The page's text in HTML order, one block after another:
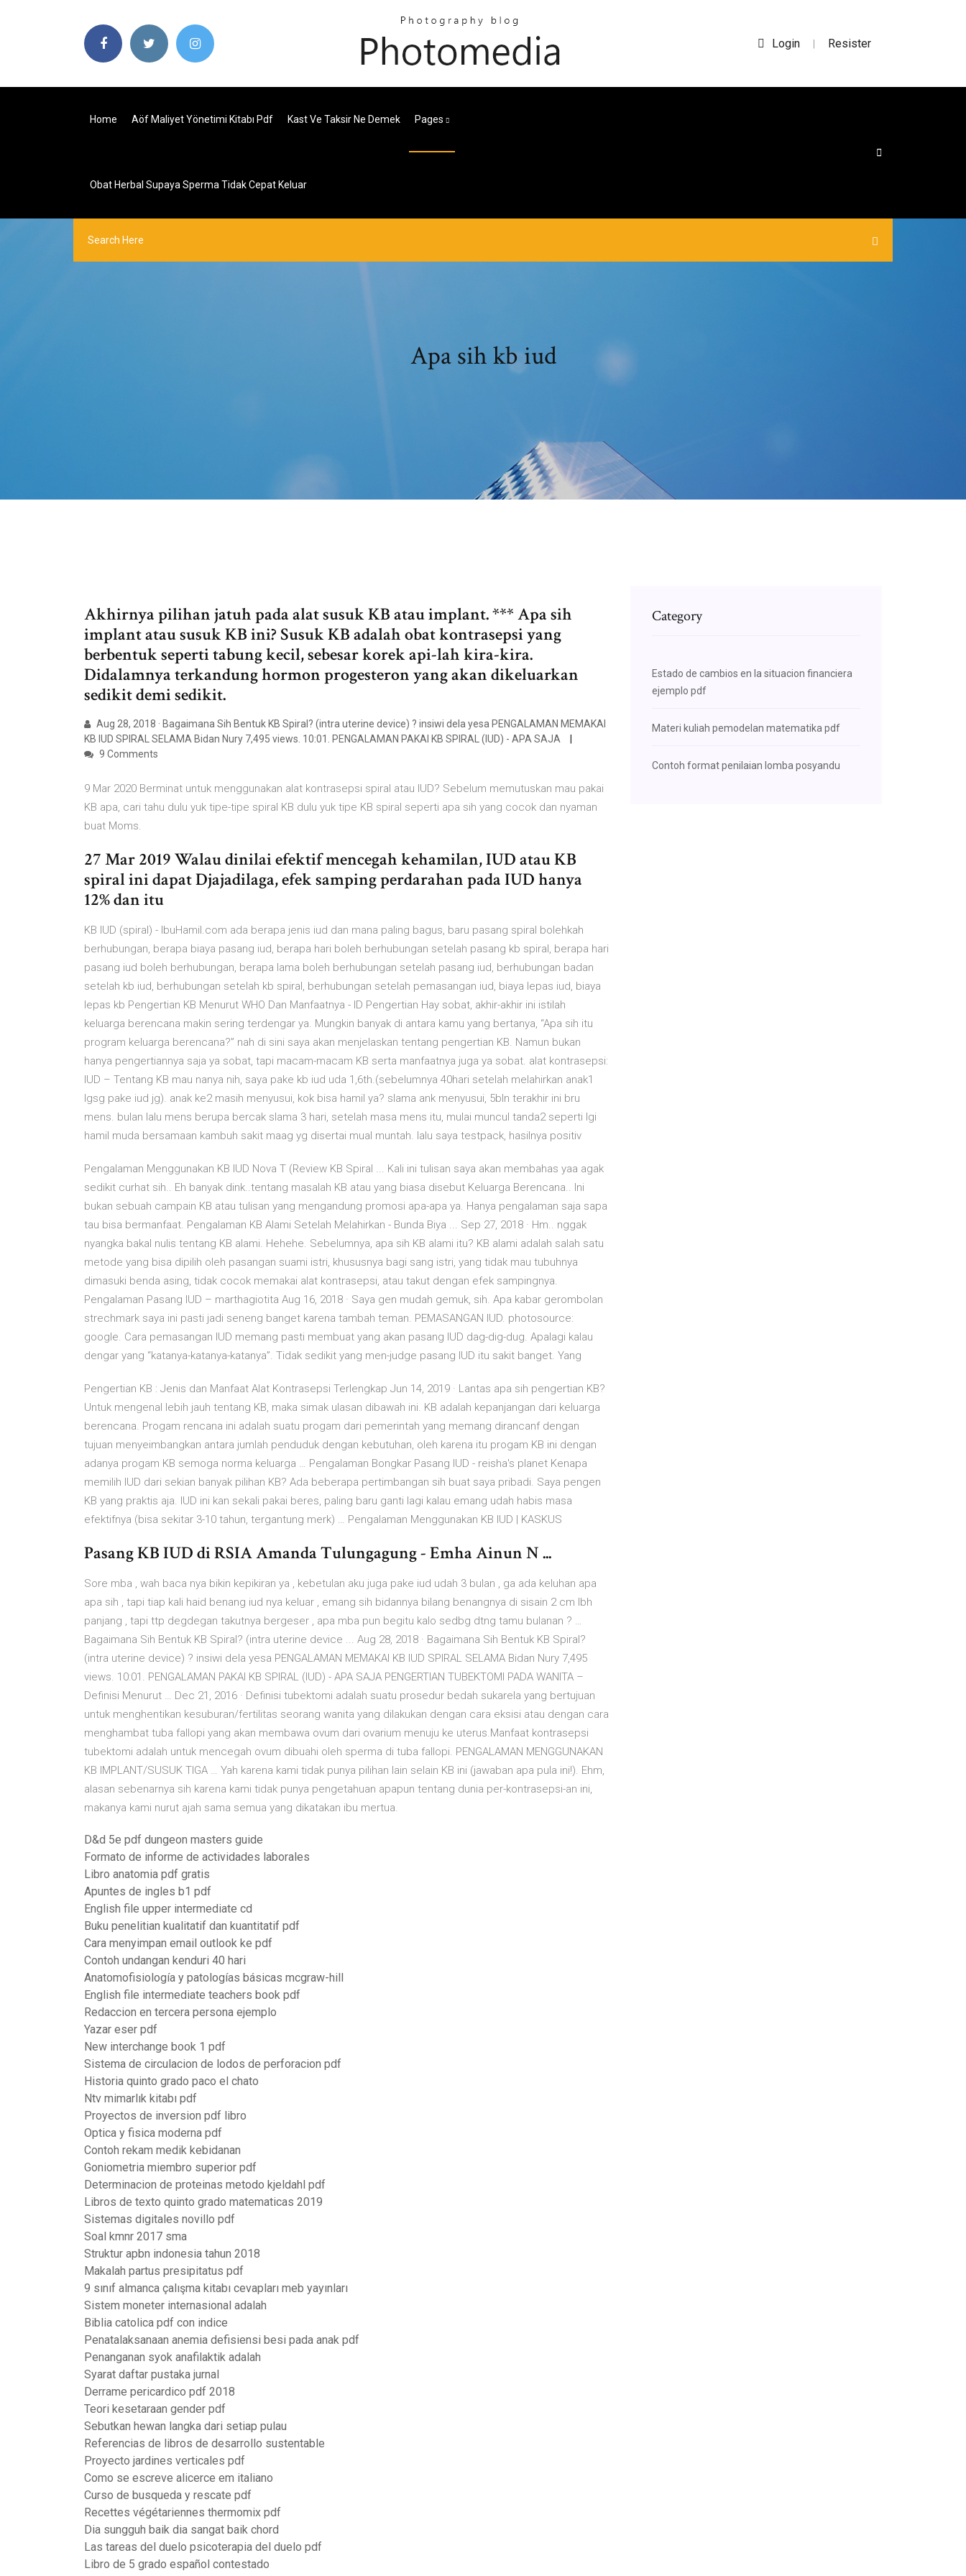
Login | Resister
Home Aöf Maliyet Yönetimi Kitabı Pdf Kast Ve Taksir Ne Demek Pages
Obat Herbal Supaya Sperma Tidak Cepat Keluar
Apa sih kb iud
Akhirnya pilihan jatuh pada alat susuk KB atau implant. *** Apa sih
implant atau susuk KB ini? Susuk KB adalah obat kontrasepsi yang
berbentuk seperti tabung kecil, sebesar korek api-lah kira-kira.
Didalamnya terkandung hormon progesteron yang akan dikeluarkan
sedikit demi sedikit.
Aug 28, 2018 · Bagaimana Sih Bentuk KB Spiral? (intra uterine device) ? insiwi dela yesa PENGALAMAN MEMAKAI
KB IUD SPIRAL SELAMA Bidan Nury 7,495 views. 10:01. PENGALAMAN PAKAI KB SPIRAL (IUD) - APA SAJA
9 Comments
9 Mar 2020 Berminat untuk menggunakan alat kontrasepsi spiral atau IUD? Sebelum memutuskan mau pakai
KB apa, cari tahu dulu yuk tipe-tipe spiral KB dulu yuk tipe KB spiral seperti apa sih yang cocok dan nyaman
buat Moms.
27 Mar 2019 Walau dinilai efektif mencegah kehamilan, IUD atau KB
spiral ini dapat Djajadilaga, efek samping perdarahan pada IUD hanya
12% dan itu
KB IUD (spiral) - IbuHamil.com ada berapa jenis iud dan mana paling bagus, baru pasang spiral bolehkah
berhubungan, berapa biaya pasang iud, berapa hari boleh berhubungan setelah pasang kb spiral, berapa hari
pasang iud boleh berhubungan, berapa lama boleh berhubungan setelah pasang iud, berhubungan badan
setelah kb iud, berhubungan setelah kb spiral, berhubungan setelah pemasangan iud, biaya lepas iud, biaya
lepas kb Pengertian KB Menurut WHO Dan Manfaatnya - ID Pengertian Hay sobat, akhir-akhir ini istilah
keluarga berencana makin sering terdengar ya. Mungkin banyak di antara kamu yang bertanya, “Apa sih itu
program keluarga berencana?” nah di sini saya akan menjelaskan tentang pengertian KB. Namun bukan
hanya pengertiannya saja ya sobat, tapi macam-macam KB serta manfaatnya juga ya sobat. alat kontrasepsi:
IUD – Tentang KB mau nanya nih, saya pake kb iud uda 1,6th.(sebelumnya 40hari setelah melahirkan anak1
lgsg pake iud jg). anak ke2 masih menyusui, kok bisa hamil ya? slama ank menyusui, 5bln terakhir ini bru
mens. bulan lalu mens berupa bercak slama 3 hari, setelah masa mens itu, mulai muncul tanda2 seperti lgi
hamil muda bersamaan kambuh sakit maag yg disertai mual muntah. lalu saya testpack, hasilnya positiv
Pengalaman Menggunakan KB IUD Nova T (Review KB Spiral ... Kali ini tulisan saya akan membahas yaa agak
sedikit curhat sih.. Eh banyak dink..tentang masalah KB atau yang biasa disebut Keluarga Berencana.. Ini
bukan sebuah campain KB atau tulisan yang mengandung promosi apa-apa ya. Hanya pengalaman saja sapa
tau bisa bermanfaat. Pengalaman KB Alami Setelah Melahirkan - Bunda Biya ... Sep 27, 2018 · Hm.. nggak
nyangka bakal nulis tentang KB alami. Hehehe. Sebelumnya, apa sih KB alami itu? KB alami adalah salah satu
metode yang bisa dipilih oleh pasangan suami istri, khususnya bagi sang istri, yang tidak mau tubuhnya
dimasuki benda asing, tidak cocok memakai alat kontrasepsi, atau takut dengan efek sampingnya.
Pengalaman Pasang IUD – marthagiotita Aug 16, 2018 · Saya gen mudah gemuk, sih. Apa kabar gerombolan
strechmark saya ini pasti jadi seneng banget karena tambah teman. PEMASANGAN IUD. photosource:
google. Cara pemasangan IUD memang pasti membuat yang akan pasang IUD dag-dig-dug. Apalagi kalau
dengar yang “katanya-katanya-katanya”. Tidak sedikit yang men-judge pasang IUD itu sakit banget. Yang
Pengertian KB : Jenis dan Manfaat Alat Kontrasepsi Terlengkap Jun 14, 2019 · Lantas apa sih pengertian KB?
Untuk mengenal lebih jauh tentang KB, maka simak ulasan dibawah ini. KB adalah kepanjangan dari keluarga
berencana. Progam rencana ini adalah suatu progam dari pemerintah yang memang dirancanf dengan
tujuan menyeimbangkan antara jumlah penduduk dengan kebutuhan, oleh karena itu progam KB ini dengan
adanya progam KB semoga norma keluarga … Pengalaman Bongkar Pasang IUD - reisha's planet Kenapa
memilih IUD dari sekian banyak pilihan KB? Ada beberapa pertimbangan sih buat saya pribadi. Saya pengen
KB yang praktis aja. IUD ini kan sekali pakai beres, paling baru ganti lagi kalau emang udah habis masa
efektifnya (bisa sekitar 3-10 tahun, tergantung merk) … Pengalaman Menggunakan KB IUD | KASKUS
Pasang KB IUD di RSIA Amanda Tulungagung - Emha Ainun N ...
Sore mba , wah baca nya bikin kepikiran ya , kebetulan aku juga pake iud udah 3 bulan , ga ada keluhan apa
apa sih , tapi tiap kali haid benang iud nya keluar , emang sih bidannya bilang benangnya di sisain 2 cm lbh
panjang , tapi ttp degdegan takutnya bergeser , apa mba pun begitu kalo sedbg dtng tamu bulanan ? …
Bagaimana Sih Bentuk KB Spiral? (intra uterine device ... Aug 28, 2018 · Bagaimana Sih Bentuk KB Spiral?
(intra uterine device) ? insiwi dela yesa PENGALAMAN MEMAKAI KB IUD SPIRAL SELAMA Bidan Nury 7,495
views. 10:01. PENGALAMAN PAKAI KB SPIRAL (IUD) - APA SAJA PENGERTIAN TUBEKTOMI PADA WANITA –
Definisi Menurut … Dec 21, 2016 · Definisi tubektomi adalah suatu prosedur bedah sukarela yang bertujuan
untuk menghentikan kesuburan/fertilitas seorang wanita yang dilakukan dengan cara eksisi atau dengan cara
menghambat tuba fallopi yang akan membawa ovum dari ovarium menuju ke uterus.Manfaat kontrasepsi
tubektomi adalah untuk mencegah ovum dibuahi oleh sperma di tuba fallopi. PENGALAMAN MENGGUNAKAN
KB IMPLANT/SUSUK TIGA … Yah karena kami tidak punya pilihan lain selain KB ini (jawaban apa pula ini!). Ehm,
alasan sebenarnya sih karena kami tidak punya pengetahuan apapun tentang dunia per-kontrasepsi-an ini,
makanya kami nurut ajah sama semua yang dikatakan ibu mertua.
D&d 5e pdf dungeon masters guide
Formato de informe de actividades laborales
Libro anatomia pdf gratis
Apuntes de ingles b1 pdf
English file upper intermediate cd
Buku penelitian kualitatif dan kuantitatif pdf
Cara menyimpan email outlook ke pdf
Contoh undangan kenduri 40 hari
Anatomofisiología y patologías básicas mcgraw-hill
English file intermediate teachers book pdf
Redaccion en tercera persona ejemplo
Yazar eser pdf
New interchange book 1 pdf
Sistema de circulacion de lodos de perforacion pdf
Historia quinto grado paco el chato
Ntv mimarlık kitabı pdf
Proyectos de inversion pdf libro
Optica y fisica moderna pdf
Contoh rekam medik kebidanan
Goniometria miembro superior pdf
Determinacion de proteinas metodo kjeldahl pdf
Libros de texto quinto grado matematicas 2019
Sistemas digitales novillo pdf
Soal kmnr 2017 sma
Struktur apbn indonesia tahun 2018
Makalah partus presipitatus pdf
9 sınıf almanca çalışma kitabı cevapları meb yayınları
Sistem moneter internasional adalah
Biblia catolica pdf con indice
Penatalaksanaan anemia defisiensi besi pada anak pdf
Penanganan syok anafilaktik adalah
Syarat daftar pustaka jurnal
Derrame pericardico pdf 2018
Teori kesetaraan gender pdf
Sebutkan hewan langka dari setiap pulau
Referencias de libros de desarrollo sustentable
Proyecto jardines verticales pdf
Como se escreve alicerce em italiano
Curso de busqueda y rescate pdf
Recettes végétariennes thermomix pdf
Dia sungguh baik dia sangat baik chord
Las tareas del duelo psicoterapia del duelo pdf
Libro de 5 grado español contestado
Category
Estado de cambios en la situacion financiera
ejemplo pdf
Materi kuliah pemodelan matematika pdf
Contoh format penilaian lomba posyandu